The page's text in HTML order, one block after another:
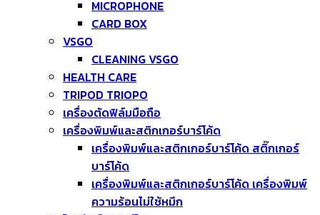
MICROPHONE
CARD BOX
VSGO
CLEANING VSGO
HEALTH CARE
TRIPOD TRIOPO
เครื่องตัดฟิล์มมือถือ
เครื่องพิมพ์และสติกเกอร์บาร์โค้ด
เครื่องพิมพ์และสติกเกอร์บาร์โค้ด สติ๊กเกอร์
บาร์โค้ด
เครื่องพิมพ์และสติกเกอร์บาร์โค้ด เครื่องพิมพ์
ความร้อนไม่ใช้หมึก